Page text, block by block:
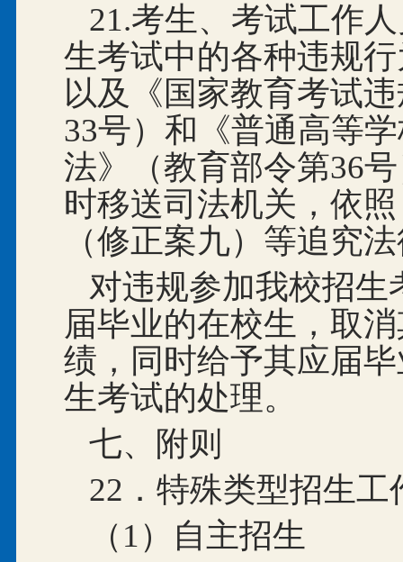
21.考生、考试工作
生考试中的各种违规
以及《国家教育考试
33号）和《普通高等
法》（教育部令第36
时移送司法机关，依
（修正案九）等追究
对违规参加我校招
届毕业的在校生，取
绩，同时给予其应届
生考试的处理。
七、附则
22．特殊类型招生工
（1）自主招生